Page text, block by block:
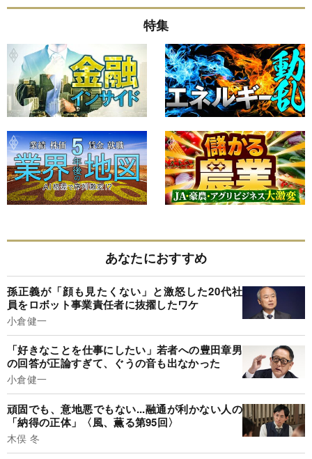
特集
あなたにおすすめ
孫正義が「顔も見たくない」と激怒した20代社
員をロボット事業責任者に抜擢したワケ
小倉健一
「好きなことを仕事にしたい」若者への豊田章男
の回答が正論すぎて、ぐうの音も出なかった
小倉健一
頑固でも、意地悪でもない...融通が利かない人の
「納得の正体」〈風、薫る第95回〉
木俣 冬